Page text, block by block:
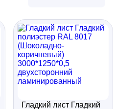
Гладкий лист Гладкий